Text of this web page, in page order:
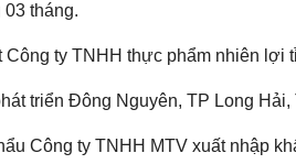
03 tháng.
Công ty TNHH thực phẩm nhiên lợi
triển Đông Nguyên, TP Long Hải,
Công ty TNHH MTV xuất nhập